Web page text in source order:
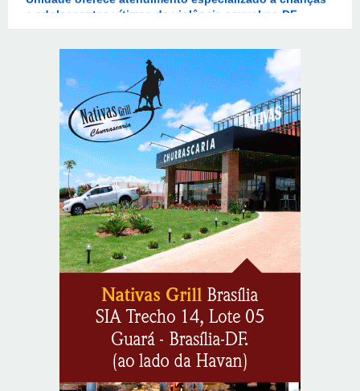
Planaltina terá reforço de ônibus para a 6ª Feira
Endereços em Planaltina terão o fornecimento de
energia interrompido nesta quinta-feira (6)
Confederação Assespro se reúne com ministra Luciana
Santos para discutir inovação e soberania digital
Supermercados transformam o Wi-Fi em ferramenta
estratégica para fidelizar clientes
CIEE e Tribunal Regional Federal da 1ª Região - TRF
abrem processo seletivo para o Programa de Estágio
“Você sabe com quem está falando?”: A corrupção
sistêmica nos órgãos públicos
Jardim Botânico: MPDFT ajuíza ação contra obras em
sítio arqueológico pré-histórico